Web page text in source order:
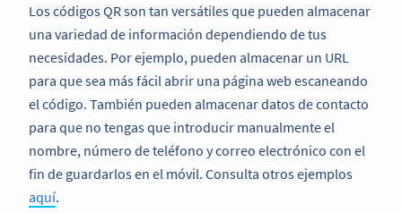
Los códigos QR son tan versátiles que pueden almacenar
una variedad de información dependiendo de tus
necesidades. Por ejemplo, pueden almacenar un URL
para que sea más fácil abrir una página web escaneando
el código. También pueden almacenar datos de contacto
para que no tengas que introducir manualmente el
nombre, número de teléfono y correo electrónico con el
fin de guardarlos en el móvil. Consulta otros ejemplos
aquí.